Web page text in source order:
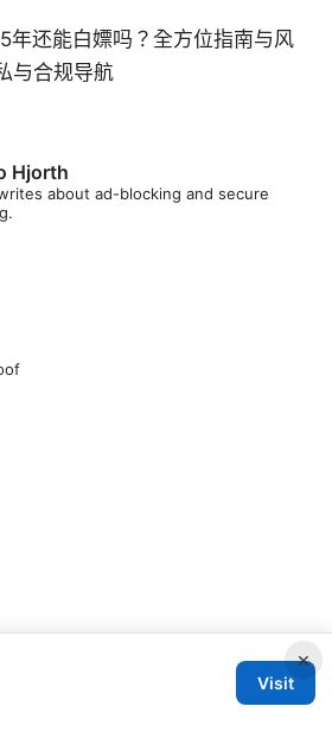
年还能白嫖吗？全方位指南与风
与合规导航
Hjorth
about ad-blocking and secure
×
Visit